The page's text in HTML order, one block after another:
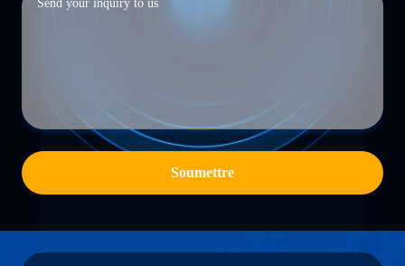
Soumettre